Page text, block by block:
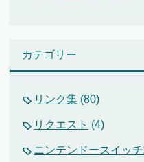
カテゴリー
リンク集 (80)
リクエスト (4)
ニンテンドースイッ